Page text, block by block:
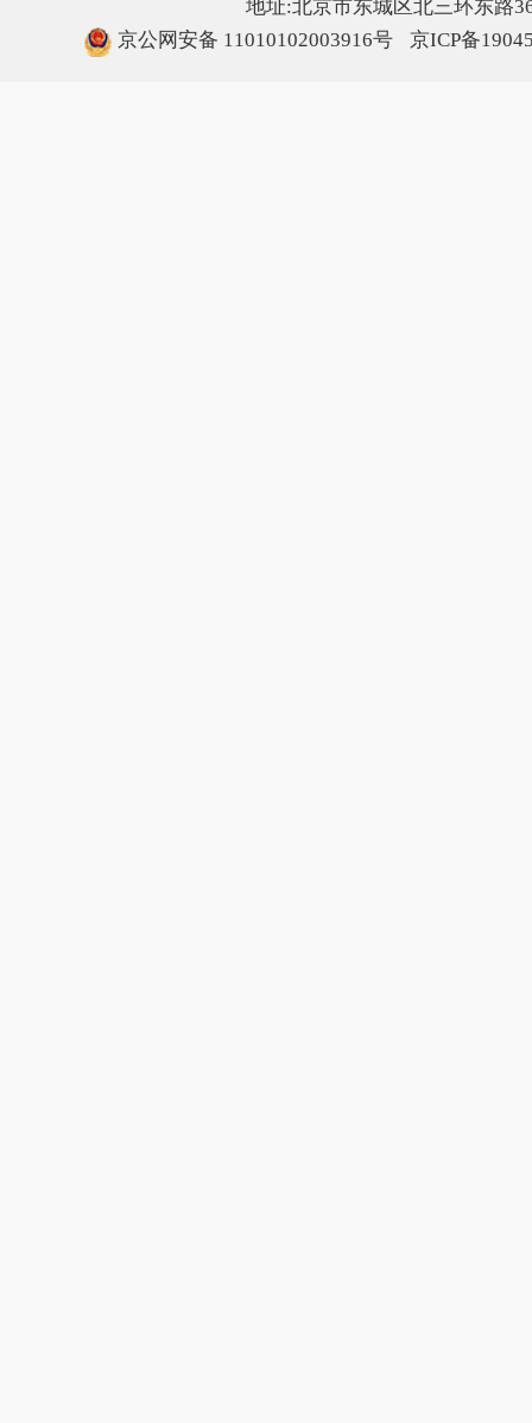
地址:北京市东城区北三环东路
京公网安备 11010102003916号
京ICP备